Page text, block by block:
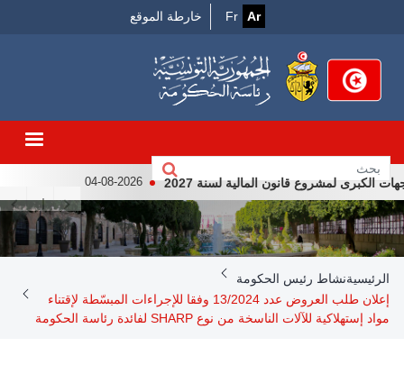
الرئيسي
Fr Ar
Menu
خارطة الموقع
لمشروع قانون المالية لسنة 2027 04-08-2026 لقاء رئيس
Breadcrumb
الرئيسيةنشاط رئيس الحكومة
إعلان طلب العروض عدد 13/2024 وفقا للإجراءات المبسّطة لإقتناء
مواد إستهلاكية للآلات الناسخة من نوع SHARP لفائدة رئاسة الحكومة